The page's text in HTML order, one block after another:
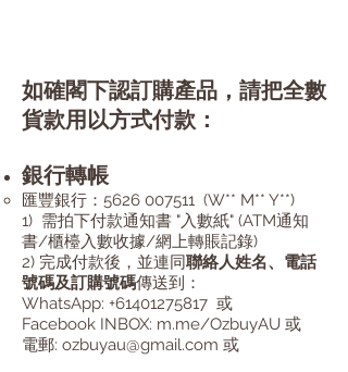
如確閣下認訂購產品，請把全數
貨款用以方式付款：
銀行轉帳
匯豐銀行：5626 007511 (W** M** Y**)
1) 需拍下付款通知書 "入數紙" (ATM通知
書/櫃檯入數收據/網上轉賬記錄)
2) 完成付款後，並連同聯絡人姓名、電話
號碼及訂購號碼傳送到：
WhatsApp: +61401275817 或
Facebook INBOX: m.me/OzbuyAU 或
電郵: ozbuyau@gmail.com 或